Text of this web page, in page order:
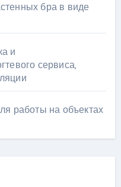
бра в виде
и
сервиса,
работы на объектах